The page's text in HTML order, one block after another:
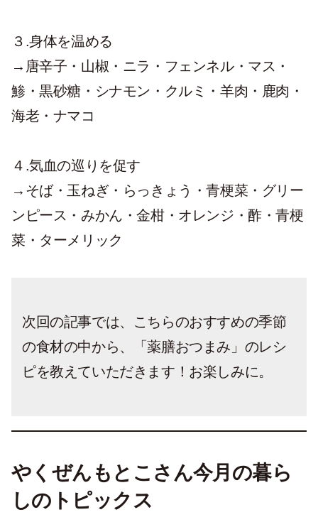
３.身体を温める
→唐辛子・山椒・ニラ・フェンネル・マス・
鯵・黒砂糖・シナモン・クルミ・羊肉・鹿肉・
海老・ナマコ
４.気血の巡りを促す
→そば・玉ねぎ・らっきょう・青梗菜・グリー
ンピース・みかん・金柑・オレンジ・酢・青梗
菜・ターメリック
次回の記事では、こちらのおすすめの季節
の食材の中から、「薬膳おつまみ」のレシ
ピを教えていただきます！お楽しみに。
やくぜんもとこさん今月の暮ら
しのトピックス